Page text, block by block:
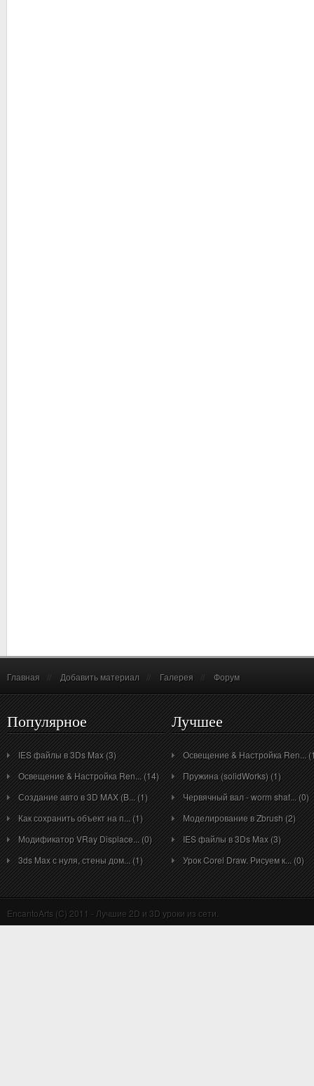
Главная Добавить материал Галерея Форум
Популярное
IES файлы в 3Ds Max (3)
Освещение & Настройка Ren... (14)
Создание авто в 3D MAX (B... (1)
Как сохранить объект на п... (1)
Модификатор VRay Displace... (0)
3ds Max с нуля, стены дом... (1)
Лучшее
Освещение & Настройка Ren...
Пружина (solidWorks) (1)
Червячный вал - worm shaf... (0)
Моделирование в Zbrush (2)
IES файлы в 3Ds Max (3)
Урок Corel Draw. Рисуем к... (0)
EncantoArts (C) 2011 - Лучшие 2D и 3D уроки из сети.